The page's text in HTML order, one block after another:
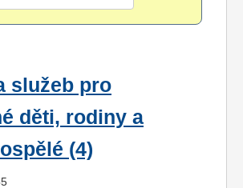
služeb pro
děti, rodiny a
(4)